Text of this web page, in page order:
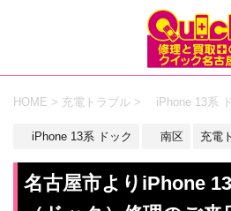
HOME > 充電トラブル > iPhone 13系
iPhone 13系 ドック 南区 充電
名古屋市よりiPhone